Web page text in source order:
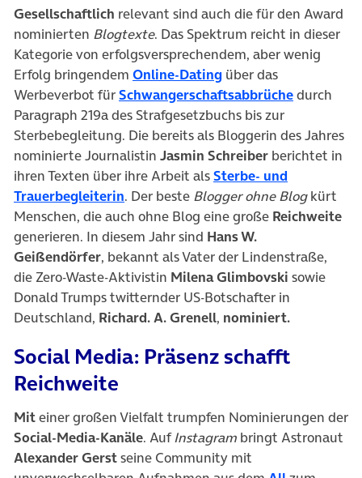
Gesellschaftlich relevant sind auch die für den Award
nominierten Blogtexte. Das Spektrum reicht in dieser
Kategorie von erfolgsversprechendem, aber wenig
Erfolg bringendem Online-Dating(öffnet in neuem Tab)
über das
Werbeverbot fürSchwangerschaftsabbrüche(öffnet in
durch
Paragraph 219a des Strafgesetzbuchs bis zur
Sterbebegleitung. Die bereits als Bloggerin des Jahres
nominierte Journalistin Jasmin Schreiber berichtet in
ihren Texten über ihre Arbeit alsSterbe- und
Trauerbegleiterin(öffnet in neuem Tab)
. Der beste Blogger ohne Blogkürt
Menschen, die auch ohne Blog eine große Reichweite
generieren. In diesem Jahr sind Hans W.
Geißendörfer, bekannt als Vater der Lindenstraße,
die Zero-Waste-Aktivistin Milena Glimbovski sowie
Donald Trumps twitternder US-Botschafter in
Deutschland, Richard. A. Grenell, nominiert.
Social Media: Präsenz schafft
Reichweite
Miteiner großen Vielfalt trumpfen Nominierungen der
Social-Media-Kanäle. AufInstagram bringt Astronaut
Alexander Gerstseine Community mit